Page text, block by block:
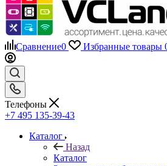
Сравнение 0 Избранные товары
Телефоны
+7 495 135-39-43
Каталог
Каталог
Запчасти для мобильных